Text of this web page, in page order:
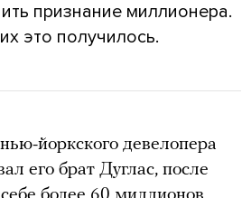
признание миллионера.
это получилось.
йоркского девелопера
его брат Дуглас, после